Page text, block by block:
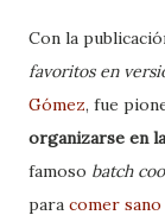
Con la
favoritos en
Gómez, fue
organizarse en
famoso batch
para comer sano